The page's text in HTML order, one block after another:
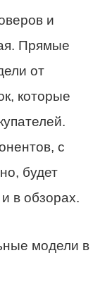
и
Прямые
от
которые
с
будет
в обзорах.
модели в